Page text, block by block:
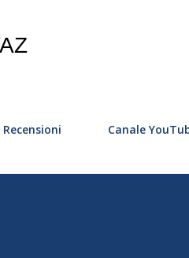
Recensioni Canale